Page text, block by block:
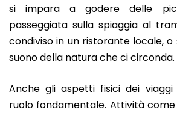
si impara a godere delle
passeggiata sulla spiaggia al
condiviso in un ristorante locale,
suono della natura che ci circonda.
Anche gli aspetti fisici dei
ruolo fondamentale. Attività